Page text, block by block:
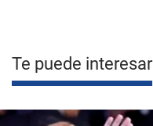
Te puede interesar